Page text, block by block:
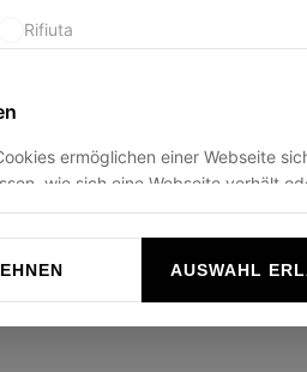
Rifiuta
ermöglichen einer Webseite
wie sich eine Webseite verhält
die Region in der Sie sich befinden.
AUSWAHL